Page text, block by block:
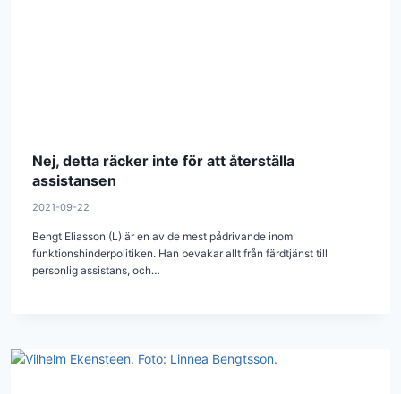
Nej, detta räcker inte för att återställa
assistansen
2021-09-22
Bengt Eliasson (L) är en av de mest pådrivande inom
funktionshinderpolitiken. Han bevakar allt från färdtjänst till
personlig assistans, och…